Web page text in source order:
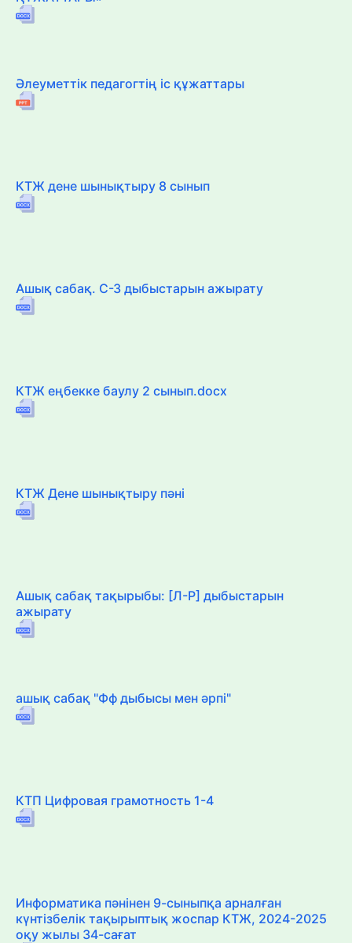
Әлеуметтік педагогтің іс құжаттары
КТЖ дене шынықтыру 8 сынып
Ашық сабақ. С-З дыбыстарын ажырату
КТЖ еңбекке баулу 2 сынып.docx
КТЖ Дене шынықтыру пәні
Ашық сабақ тақырыбы: [Л-Р] дыбыстарын
ажырату
ашық сабақ "Фф дыбысы мен әрпі"
КТП Цифровая грамотность 1-4
Информатика пәнінен 9-сыныпқа арналған
күнтізбелік тақырыптық жоспар КТЖ, 2024-2025
оқу жылы 34-сағат